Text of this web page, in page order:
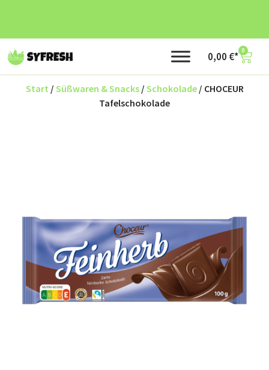
0,00 € 0
Start / Süßwaren & Snacks/ Schokolade/ CHOCEUR
Tafelschokolade